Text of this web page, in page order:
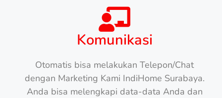
Komunikasi
Otomatis bisa melakukan Telepon/Chat
dengan Marketing Kami IndiHome Surabaya.
Anda bisa melengkapi data-data Anda dan